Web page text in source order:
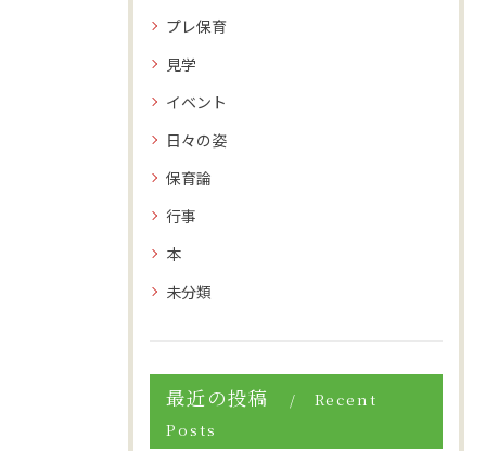
プレ保育
見学
イベント
日々の姿
保育論
行事
本
未分類
最近の投稿
Recent
Posts